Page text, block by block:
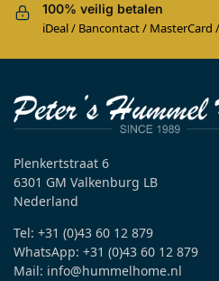
100% veilig betalen
iDeal / Bancontact / MasterCard
Plenkertstraat 6
6301 GM Valkenburg LB
Nederland
Tel: +31 (0)43 60 12 879
WhatsApp: +31 (0)43 60 12 879
Mail: info@hummelhome.nl